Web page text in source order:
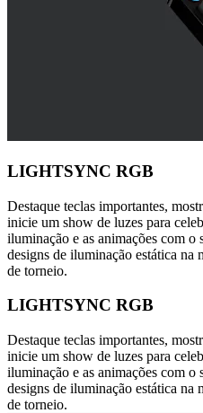
LIGHTSYNC RGB
Destaque teclas importantes,
inicie um show de luzes para
iluminação e as animações com
designs de iluminação estática na
de torneio.
LIGHTSYNC RGB
Destaque teclas importantes,
inicie um show de luzes para
iluminação e as animações com
designs de iluminação estática na
de torneio.